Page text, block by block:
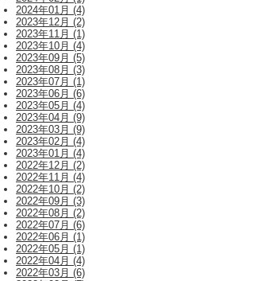
2024年01月 (4)
2023年12月 (2)
2023年11月 (1)
2023年10月 (4)
2023年09月 (5)
2023年08月 (3)
2023年07月 (1)
2023年06月 (6)
2023年05月 (4)
2023年04月 (9)
2023年03月 (9)
2023年02月 (4)
2023年01月 (4)
2022年12月 (2)
2022年11月 (4)
2022年10月 (2)
2022年09月 (3)
2022年08月 (2)
2022年07月 (6)
2022年06月 (1)
2022年05月 (1)
2022年04月 (4)
2022年03月 (6)